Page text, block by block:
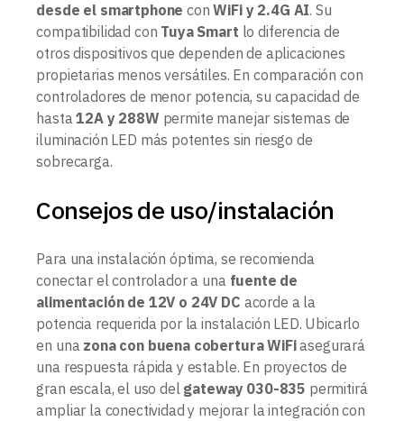
desde el smartphone conWiFi y 2.4G AI. Su
compatibilidad con Tuya Smart lo diferencia de
otros dispositivos que dependen de aplicaciones
propietarias menos versátiles. En comparación con
controladores de menor potencia, su capacidad de
hasta12A y 288W permite manejar sistemas de
iluminación LED más potentes sin riesgo de
sobrecarga.
Consejos de uso/instalación
Para una instalación óptima, se recomienda
conectar el controlador a una fuente de
alimentación de 12V o 24V DC acorde a la
potencia requerida por la instalación LED. Ubicarlo
en una zona con buena cobertura WiFiasegurará
una respuesta rápida y estable. En proyectos de
gran escala, el uso del gateway 030-835 permitirá
ampliar la conectividad y mejorar la integración con